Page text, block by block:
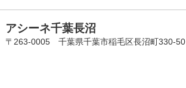
アシーネ千葉長沼
〒263-0005 千葉県千葉市稲毛区長沼町330-50